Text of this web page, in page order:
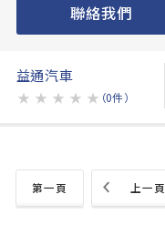
聯絡我們
益通汽車
★ ★ ★ ★ ★ （0件）
第一頁 上一頁